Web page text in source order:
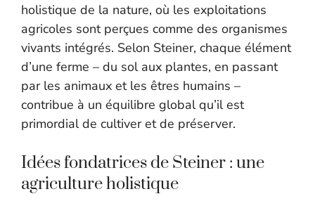
holistique de la nature, où les exploitations
agricoles sont perçues comme des organismes
vivants intégrés. Selon Steiner, chaque élément
d’une ferme – du sol aux plantes, en passant
par les animaux et les êtres humains –
contribue à un équilibre global qu’il est
primordial de cultiver et de préserver.
Idées fondatrices de Steiner : une
agriculture holistique